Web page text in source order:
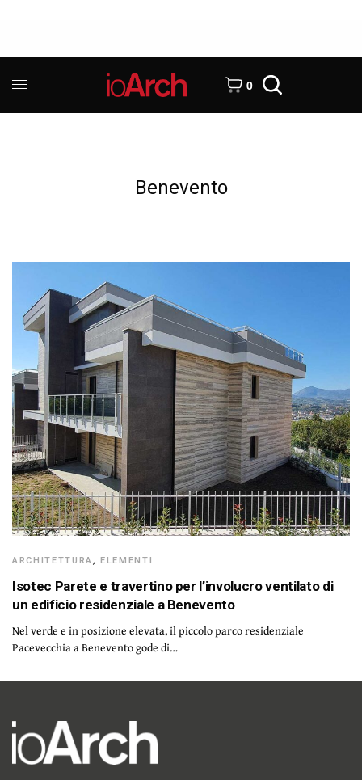
0
Benevento
ARCHITETTURA,ELEMENTI
Isotec Parete e travertino per l’involucro ventilato di
un edificio residenziale a Benevento
Nel verde e in posizione elevata, il piccolo parco residenziale
Pacevecchia a Benevento gode di…